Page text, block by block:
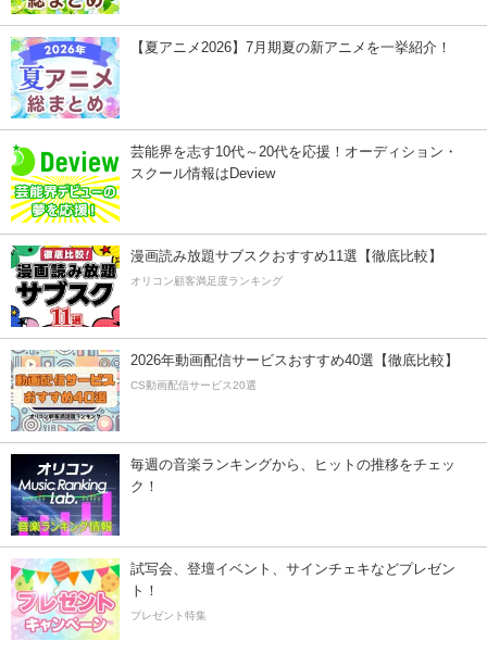
【夏アニメ2026】7月期夏の新アニメを一挙紹介！
芸能界を志す10代～20代を応援！オーディション・
スクール情報はDeview
漫画読み放題サブスクおすすめ11選【徹底比較】
オリコン顧客満足度ランキング
2026年動画配信サービスおすすめ40選【徹底比較】
CS動画配信サービス20選
毎週の音楽ランキングから、ヒットの推移をチェッ
ク！
試写会、登壇イベント、サインチェキなどプレゼン
ト！
プレゼント特集